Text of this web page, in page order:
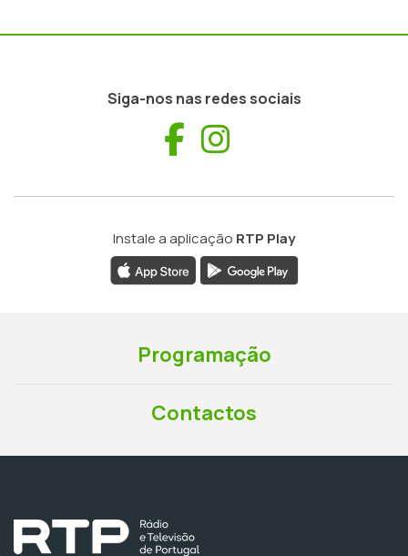
Siga-nos nas redes sociais
Facebook
Instale a aplicação RTP Play
Programação
Contactos